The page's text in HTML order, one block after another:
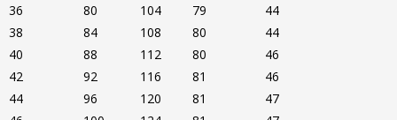
36
80 104 79
44
38
84 108 80
44
40
88 112 80
46
42
92 116 81
46
44
96 120 81
47